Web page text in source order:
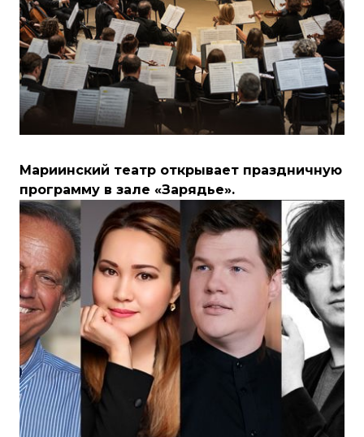
Мариинский театр открывает праздничную
программу в зале «Зарядье».